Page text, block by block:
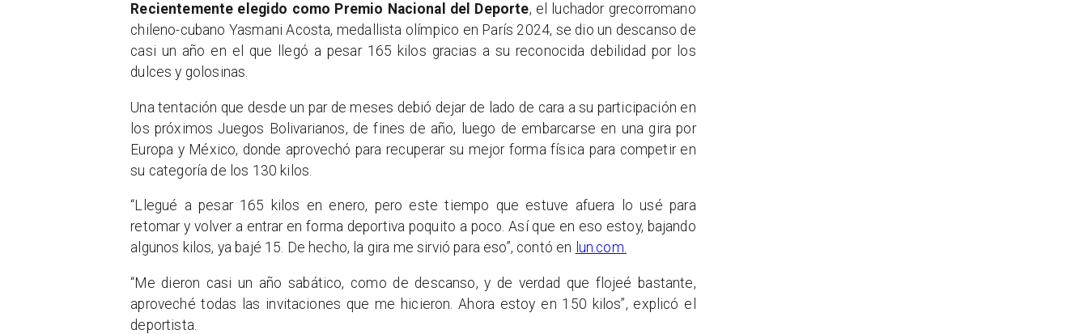
Recientemente elegido como Premio Nacional del Deporte, el luchador grecorromano
chileno-cubano Yasmani Acosta, medallista olímpico en París 2024, se dio un descanso de
casi un año en el que llegó a pesar 165 kilos gracias a su reconocida debilidad por los
dulces y golosinas.
Una tentación que desde un par de meses debió dejar de lado de cara a su participación en
los próximos Juegos Bolivarianos, de fines de año, luego de embarcarse en una gira por
Europa y México, donde aprovechó para recuperar su mejor forma física para competir en
su categoría de los 130 kilos.
“Llegué a pesar 165 kilos en enero, pero este tiempo que estuve afuera lo usé para
retomar y volver a entrar en forma deportiva poquito a poco. Así que en eso estoy, bajando
algunos kilos, ya bajé 15. De hecho, la gira me sirvió para eso”, contó en lun.com.
“Me dieron casi un año sabático, como de descanso, y de verdad que flojeé bastante,
aproveché todas las invitaciones que me hicieron. Ahora estoy en 150 kilos”, explicó el
deportista.